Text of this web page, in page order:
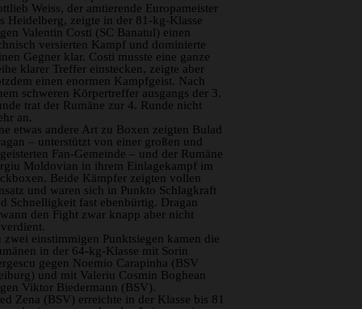
Weiss, der amtierende Europameister
Heidelberg, zeigte in der 81-kg-Klasse
Valentin Costi (SC Banatul) einen
versierten Kampf und dominierte
Gegner klar. Costi musste eine ganze
klarer Treffer einstecken, zeigte aber
einen enormen Kampfgeist. Nach
schweren Körpertreffer ausgangs der 3.
trat der Rumäne zur 4. Runde nicht
an.
etwas andere Art zu Boxen zeigten Bulad
– unterstützt von einer großen und
Fan-Gemeinde – und der Rumäne
Moldovian in ihrem Einlagekampf im
Beide Kämpfer zeigten vollen
und waren sich in Punkto Schlagkraft
Schnelligkeit fast ebenbürtig. Dragan
den Fight zwar knapp aber nicht
zwei einstimmigen Punktsiegen kamen die
in der 64-kg-Klasse mit Sorin
gegen Noemio Carapinha (BSV
und mit Valeriu Cosmin Boghean
Viktor Biedermann (BSV).
Zena (BSV) erreichte in der Klasse bis 81